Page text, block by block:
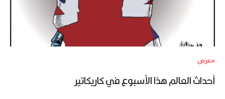
معرض
أحداث العالم هذا الأسبوع في كاريكاتير